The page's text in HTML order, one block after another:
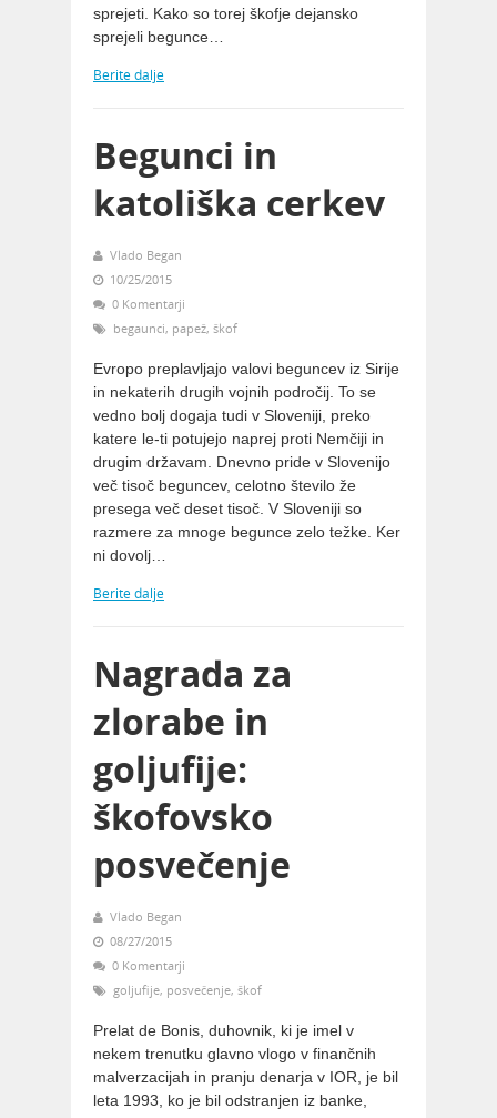
sprejeti. Kako so torej škofje dejansko
sprejeli begunce…
Berite dalje
Begunci in
katoliška cerkev
Vlado Began
10/25/2015
0 Komentarji
begaunci, papež, škof
Evropo preplavljajo valovi beguncev iz Sirije
in nekaterih drugih vojnih področij. To se
vedno bolj dogaja tudi v Sloveniji, preko
katere le-ti potujejo naprej proti Nemčiji in
drugim državam. Dnevno pride v Slovenijo
več tisoč beguncev, celotno število že
presega več deset tisoč. V Sloveniji so
razmere za mnoge begunce zelo težke. Ker
ni dovolj…
Berite dalje
Nagrada za
zlorabe in
goljufije:
škofovsko
posvečenje
Vlado Began
08/27/2015
0 Komentarji
goljufije, posvečenje, škof
Prelat de Bonis, duhovnik, ki je imel v
nekem trenutku glavno vlogo v finančnih
malverzacijah in pranju denarja v IOR, je bil
leta 1993, ko je bil odstranjen iz banke,